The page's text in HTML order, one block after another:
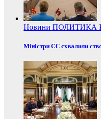
Новини ПОЛИТИКА
Міністри ЄС схвалили